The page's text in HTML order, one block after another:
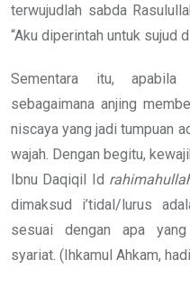
terwujudlah sabda
“Aku diperintah untuk sujud
Sementara itu, apabila
sebagaimana anjing
niscaya yang jadi tumpuan
wajah. Dengan begitu,
Ibnu Daqiqil Id
dimaksud i’tidal/lurus
sesuai dengan apa yang
syariat. (Ihkamul Ahkam,